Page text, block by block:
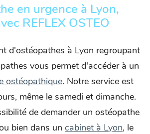
en urgence à Lyon,
REFLEX OSTEO
d'ostéopathes à Lyon regroupant
vous permet d'accéder à un
ostéopathique. Notre service est
même le samedi et dimanche.
de demander un ostéopathe
bien dans un cabinet à Lyon, le